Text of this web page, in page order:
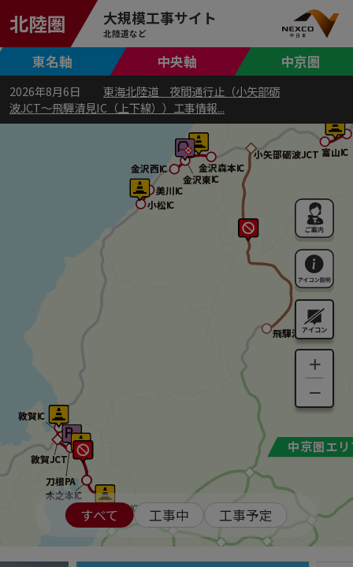
北陸圏 大規模工事サイト
北陸道など
東名軸 中央軸 中京圏
2026年8月6日
東海北陸道 夜間通行止（小矢部砺
波JCT～飛驒清見IC（上下線））工事情報...
木之本IC
木之本IC
小矢部砺波JCT
小矢部砺波JCT
金沢森本IC
金沢森本IC
長浜IC
長浜IC
敦賀JCT
敦賀JCT
刀根PA
刀根PA
敦賀IC
敦賀IC
小松IC
小松IC
美川IC
美川IC
金沢西IC
金沢西IC
金沢東IC
金沢東IC
飛驒清見IC
飛驒清見IC
富山IC
富山IC
中京圏エ
中京圏エ
アイコン
＋
－
すべて 工事中 工事予定